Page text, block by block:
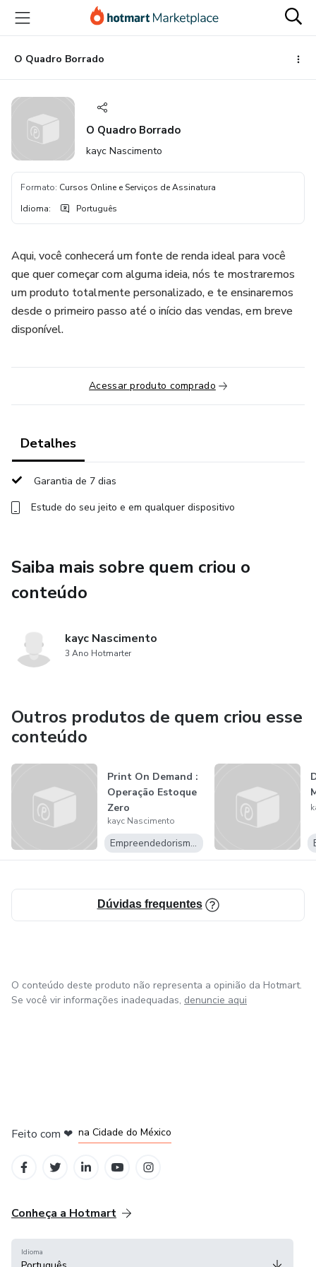
para
conteúdo
principal
para
pagamento
para
rodapéO Quadro Borrado
O Quadro Borrado
kayc Nascimento
Formato: Cursos Online e Serviços de Assinatura
Idioma: Português
Aqui, você conhecerá um fonte de renda ideal para você
que quer começar com alguma ideia, nós te mostraremos
um produto totalmente personalizado, e te ensinaremos
desde o primeiro passo até o início das vendas, em breve
disponível.
Acessar produto comprado
Detalhes
Garantia de 7 dias
Estude do seu jeito e em qualquer dispositivo
Saiba mais sobre quem criou o
conteúdo
kayc Nascimento
3 Ano Hotmarter
Outros produtos de quem criou esse
conteúdo
Print On Demand :
Operação Estoque
Zero
kayc Nascimento
Empreendedorismo Digital
Dúvidas frequentes
O conteúdo deste produto não representa a opinião da Hotmart.
Se você vir informações inadequadas, denuncie aqui
Feito com ❤ na Cidade do México
Conheça a Hotmart
Idioma